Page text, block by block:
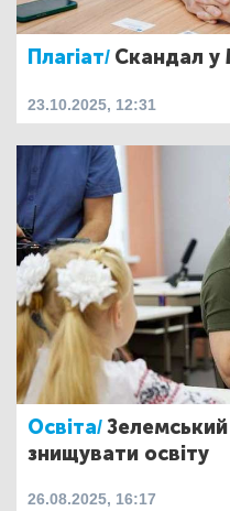
Плагіат/ Скандал у
23.10.2025, 12:31
Освіта/
знищувати освіту
26.08.2025, 16:17